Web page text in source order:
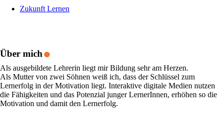
Zukunft Lernen
Über mich.
Als ausgebildete Lehrerin liegt mir Bildung sehr am Herzen.
Als Mutter von zwei Söhnen weiß ich, dass der Schlüssel zum
Lernerfolg in der Motivation liegt. Interaktive digitale Medien nutzen
die Fähigkeiten und das Potenzial junger LernerInnen, erhöhen so die
Motivation und damit den Lernerfolg.